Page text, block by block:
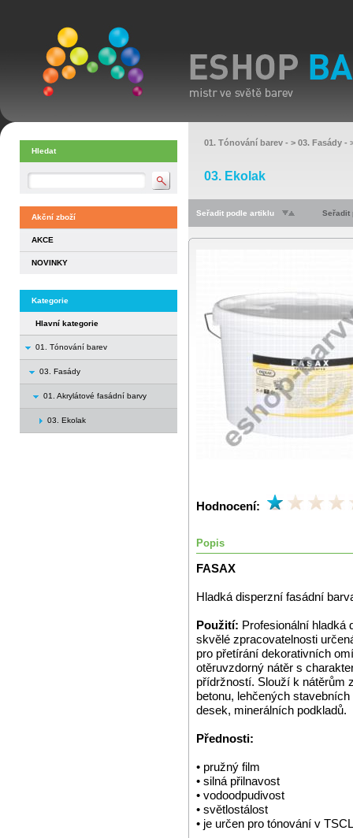
Hledat
Akční zboží
AKCE
NOVINKY
Kategorie
Hlavní kategorie
01. Tónování barev
03. Fasády
01. Akrylátové fasádní barvy
03. Ekolak
01. Tónování barev - > 03. Fasády -
03. Ekolak
Seřadit podle artiklu Seřadit
Hodnocení:
Popis
FASAX
Hladká disperzní fasádní
Použití: Profesionální hladká
skvělé zpracovatelnosti
pro přetírání dekorativních
otěruvzdorný nátěr s
přídržností. Slouží k nátěrům
betonu, lehčených
desek, minerálních podkladů.
Přednosti:
• pružný film
• silná přilnavost
• vodoodpudivost
• světlostálost
• je určen pro tónování v